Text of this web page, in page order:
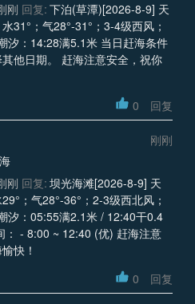
刚 回复: 下泊(草潭)[2026-8-9] 天
31°；气28°-31°；3-4级西风；
汐：14:28满5.1米 当日赶海条件
他日期。 赶海注意安全，祝你
0 回复
刚刚
刚 回复: 坝光海滩[2026-8-9] 天
；气28°-36°；2-3级西北风；
汐：05:55满2.1米 / 12:40干0.4
： - 8:00 ~ 12:40 (优) 赶海注意
快！
0 回复